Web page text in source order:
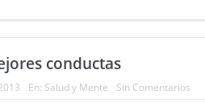
conductas
En: Salud y Mente Sin Comentarios